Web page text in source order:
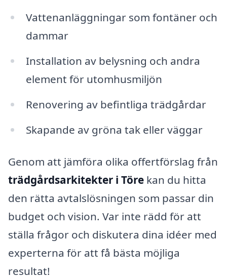
Vattenanläggningar som fontäner och
dammar
Installation av belysning och andra
element för utomhusmiljön
Renovering av befintliga trädgårdar
Skapande av gröna tak eller väggar
Genom att jämföra olika offertförslag från
trädgårdsarkitekter i Töre kan du hitta
den rätta avtalslösningen som passar din
budget och vision. Var inte rädd för att
ställa frågor och diskutera dina idéer med
experterna för att få bästa möjliga
resultat!